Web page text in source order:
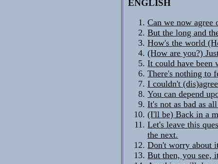
ENGLISH
Can we now agree
But the long and
How's the world
(How are you?)
It could have been
There's nothing to
I couldn't
You can depend
It's not as bad as
(I'll be) Back in a
Let's leave this
the next.
Don't worry about
But then, you see,